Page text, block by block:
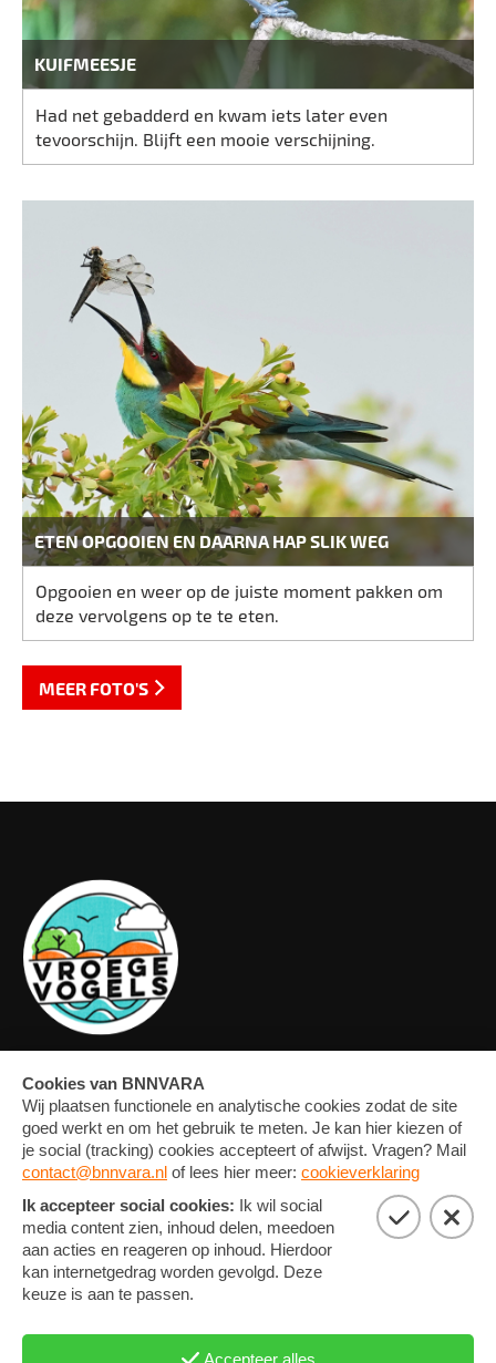
KUIFMEESJE
Had net gebadderd en kwam iets later even
tevoorschijn. Blijft een mooie verschijning.
ETEN OPGOOIEN EN DAARNA HAP SLIK WEG
Opgooien en weer op de juiste moment pakken om
deze vervolgens op te te eten.
MEER FOTO'S
OVERZICHT
MEDIA
FOTO'S
CONTACT
PRIVACY EN COOKIE
COOKIE-INSTELLINGEN